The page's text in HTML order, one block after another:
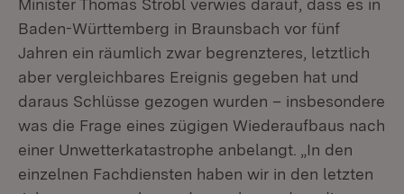
Minister Thomas Strobl verwies darauf, dass es in
Baden-Württemberg in Braunsbach vor fünf
Jahren ein räumlich zwar begrenzteres, letztlich
aber vergleichbares Ereignis gegeben hat und
daraus Schlüsse gezogen wurden – insbesondere
was die Frage eines zügigen Wiederaufbaus nach
einer Unwetterkatastrophe anbelangt. „In den
einzelnen Fachdiensten haben wir in den letzten